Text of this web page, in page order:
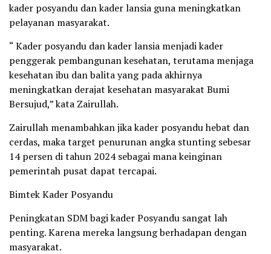
kader posyandu dan kader lansia guna meningkatkan
pelayanan masyarakat.
“ Kader posyandu dan kader lansia menjadi kader
penggerak pembangunan kesehatan, terutama menjaga
kesehatan ibu dan balita yang pada akhirnya
meningkatkan derajat kesehatan masyarakat Bumi
Bersujud,” kata Zairullah.
Zairullah menambahkan jika kader posyandu hebat dan
cerdas, maka target penurunan angka stunting sebesar
14 persen di tahun 2024 sebagai mana keinginan
pemerintah pusat dapat tercapai.
Bimtek Kader Posyandu
Peningkatan SDM bagi kader Posyandu sangat lah
penting. Karena mereka langsung berhadapan dengan
masyarakat.